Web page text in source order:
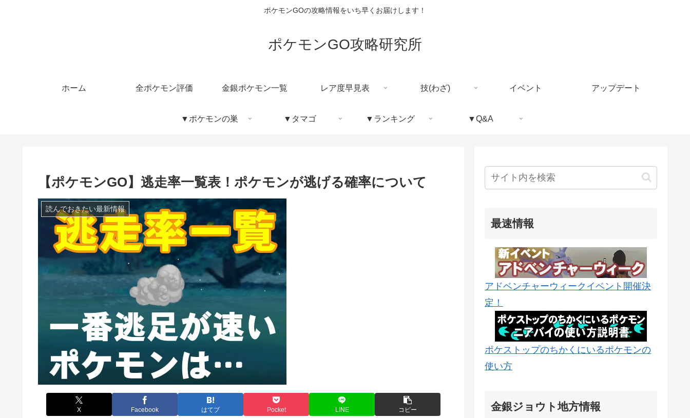
ポケモンGOの攻略情報をいち早くお届けします！
ポケモンGO攻略研究所
ホーム 全ポケモン評価 金銀ポケモン一覧 レア度早見表 技(わざ) イベント アップデート
▼ポケモンの巣 ▼タマゴ ▼ランキング ▼Q&A
【ポケモンGO】逃走率一覧表！ポケモンが逃げる確率について
読んでおきたい最新情報
X Facebook はてブ Pocket LINE コピー
最速情報
アドベンチャーウィークイベント開催決
定！
ポケストップのちかくにいるポケモンの
使い方
金銀ジョウト地方情報